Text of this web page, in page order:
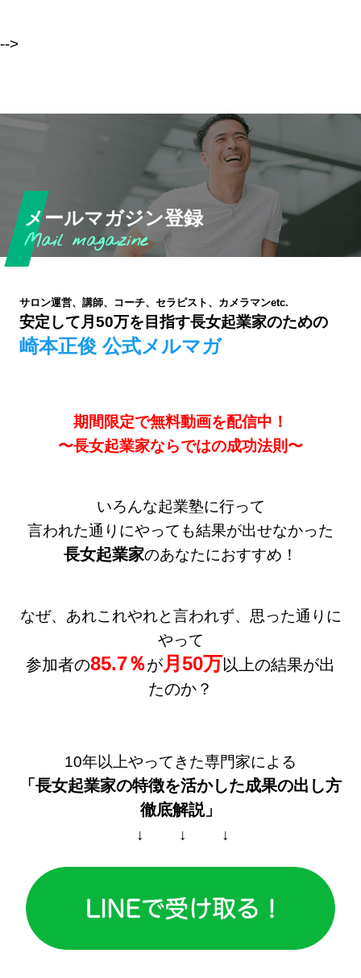
-->
メールマガジン登録
サロン運営、講師、コーチ、セラピスト、カメラマンetc.
安定して月50万を目指す長女起業家のための
崎本正俊 公式メルマガ
期間限定で無料動画を配信中！
〜長女起業家ならではの成功法則〜
いろんな起業塾に行って
言われた通りにやっても結果が出せなかった
長女起業家のあなたにおすすめ！
なぜ、あれこれやれと言われず、思った通りに
やって
参加者の85.7％が月50万以上の結果が出
たのか？
10年以上やってきた専門家による
「長女起業家の特徴を活かした成果の出し方
徹底解説」
↓ ↓ ↓